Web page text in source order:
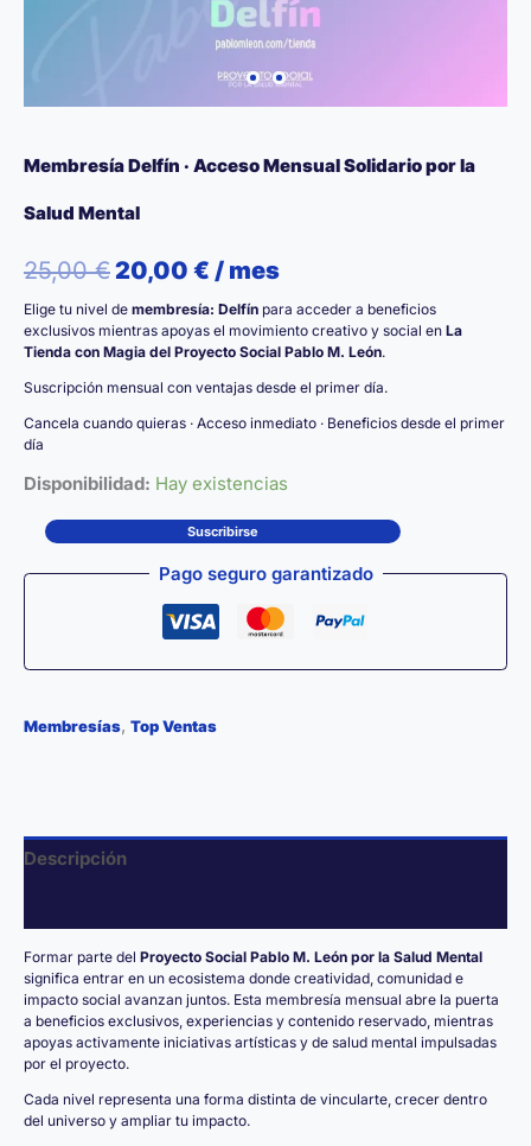
Membresía Delfín · Acceso Mensual Solidario por la
Salud Mental
25,00€El
precio
original
era:
20,00 € El
precio
actual
/ mes
Elige tu nivel de membresía: Delfín para acceder a beneficios
exclusivos mientras apoyas el movimiento creativo y social en La
Tienda con Magia del Proyecto Social Pablo M. León.
Suscripción mensual con ventajas desde el primer día.
Cancela cuando quieras · Acceso inmediato · Beneficios desde el primer
día
Disponibilidad: Hay existencias
Membresía
·
Solidario
la
Suscribirse
Pago seguro garantizado
Membresías, Top Ventas
Descripción
Formar parte del Proyecto Social Pablo M. León por la Salud Mental
significa entrar en un ecosistema donde creatividad, comunidad e
impacto social avanzan juntos. Esta membresía mensual abre la puerta
a beneficios exclusivos, experiencias y contenido reservado, mientras
apoyas activamente iniciativas artísticas y de salud mental impulsadas
por el proyecto.
Cada nivel representa una forma distinta de vincularte, crecer dentro
del universo y ampliar tu impacto.